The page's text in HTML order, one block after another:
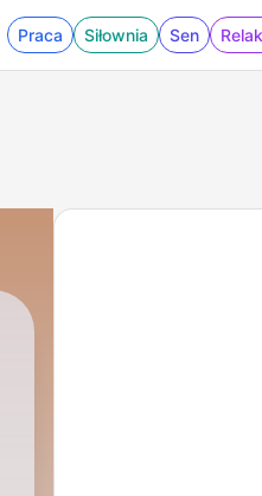
Praca Siłownia Sen